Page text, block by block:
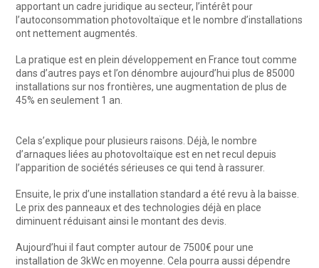
apportant un cadre juridique au secteur, l’intérêt pour
l’autoconsommation photovoltaïque et le nombre d’installations
ont nettement augmentés.
La pratique est en plein développement en France tout comme
dans d’autres pays et l’on dénombre aujourd’hui plus de 85000
installations sur nos frontières, une augmentation de plus de
45% en seulement 1 an.
Cela s’explique pour plusieurs raisons. Déjà, le nombre
d’arnaques liées au photovoltaïque est en net recul depuis
l’apparition de sociétés sérieuses ce qui tend à rassurer.
Ensuite, le prix d’une installation standard a été revu à la baisse.
Le prix des panneaux et des technologies déjà en place
diminuent réduisant ainsi le montant des devis.
Aujourd’hui il faut compter autour de 7500€ pour une
installation de 3kWc en moyenne. Cela pourra aussi dépendre